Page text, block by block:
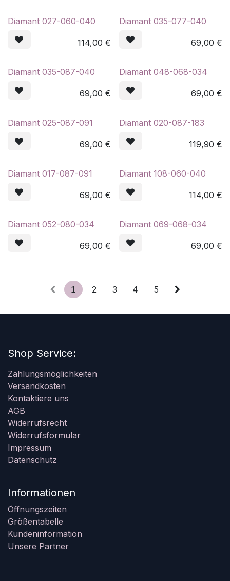
Diamant 027-060-040
114,00 €
Diamant 035-077-040
69,00 €
Diamant 035-087-040
69,00 €
Diamant 048-068-034
69,00 €
Diamant 025-087-091
69,00 €
Diamant 020-087-183
119,90 €
Diamant 017-087-091
69,00 €
Diamant 108-060-040
114,00 €
Diamant 052-080-034
69,00 €
Diamant 069-068-034
69,00 €
1 2 3 4 5
Shop Service:
Zahlungsmöglichkeiten
Versandkosten
Kontaktiere uns
AGB
Widerrufsrecht
Widerrufsformular
Impressum
Datenschutz
Informationen
Öffnungszeiten
Größentabelle
Kundeninformation
Unsere Partner